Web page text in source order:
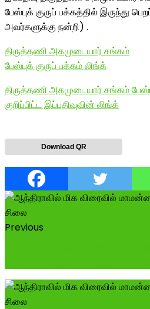
பேஸ்புக் குருப் பக்கத்தில் இருந்து
அவர்களுக்கு நன்றி) .
திருத்தணி அகமுடையார் சங்கம்
பேஸ்புக் குருப் பக்கம் லிங்க்
திருத்தணி அகமுடையார் சங்கம்
குறிப்பிட்ட இப்பதிவுவின் லிங்க்
Download QR
Previous